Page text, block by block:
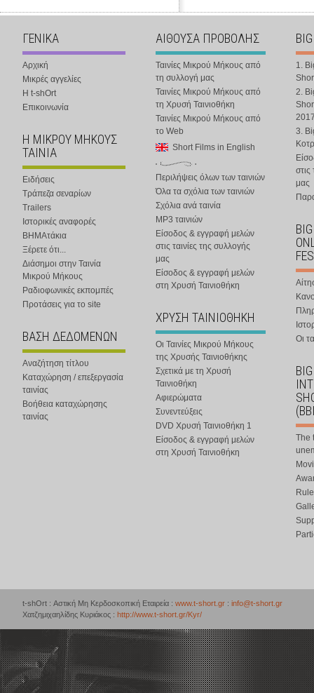
ΓΕΝΙΚΑ
Αρχική
Μικρές αγγελίες
Η t-shOrt
Επικοινωνία
Η ΜΙΚΡΟΥ ΜΗΚΟΥΣ
ΤΑΙΝΙΑ
Ειδήσεις
Τράπεζα σεναρίων
Trailers
Ιστορικές αναφορές
ΒΗΜΑτάκια
Ξέρετε ότι...
Διάσημοι στην Ταινία
Μικρού Μήκους
Ραδιοφωνικές εκπομπές
Προτάσεις για το site
ΒΑΣΗ ΔΕΔΟΜΕΝΩΝ
Αναζήτηση τίτλου
Καταχώρηση / επεξεργασία
ταινίας
Βοήθεια καταχώρησης
ταινίας
ΑΙΘΟΥΣΑ ΠΡΟΒΟΛΗΣ
Ταινίες Μικρού Μήκους από
τη συλλογή μας
Ταινίες Μικρού Μήκους από
τη Χρυσή Ταινιοθήκη
Ταινίες Μικρού Μήκους από
το Web
Short Films in English
Περιλήψεις όλων των ταινιών
Όλα τα σχόλια των ταινιών
Σχόλια ανά ταινία
MP3 ταινιών
Είσοδος & εγγραφή μελών
στις ταινίες της συλλογής
μας
Είσοδος & εγγραφή μελών
στη Χρυσή Ταινιοθήκη
ΧΡΥΣΗ ΤΑΙΝΙΟΘΗΚΗ
Οι Ταινίες Μικρού Μήκους
της Χρυσής Ταινιοθήκης
Σχετικά με τη Χρυσή
Ταινιοθήκη
Αφιερώματα
Συνεντεύξεις
DVD Χρυσή Ταινιοθήκη 1
Είσοδος & εγγραφή μελών
στη Χρυσή Ταινιοθήκη
1.
2.
3.
στις
μας
Οι
The
t-shOrt : Αστική Μη Κερδοσκοπική Εταιρεία : www.t-short.gr : info@t-short.gr
Χατζημιχαηλίδης Κυριάκος : http://www.t-short.gr/Kyr/